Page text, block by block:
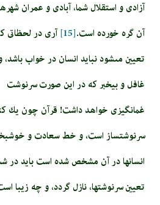
آزادى و استقلال شما، آبادى و عمران
آن گره خورده است.[15]
آرى در لحظاتى
تعيين مى‏شود نبايد انسان در خواب
غافل و بي­خبر كه در اين صورت سرنوشت
غم‏انگيزى خواهد داشت! قرآن چون يك
سرنوشت‏ساز است، و خط سعادت و
انسان­ها در آن مشخص شده است بايد
تعيين سرنوشت­ها، نازل گردد، و چه زيبا